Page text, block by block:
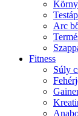
Arc
Fitness
Súly